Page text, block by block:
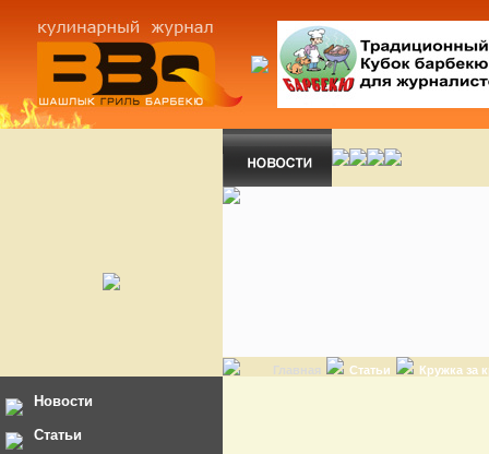
Главная Статьи Кружка за
Новости
Статьи